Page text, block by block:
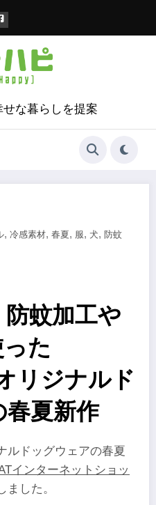
な暮らしを提案
, 冷感素材, 春夏, 服, 犬, 防蚊
蚊加工や
た
リジナルド
春夏新作
ルドッグウェアの春夏
インターネットショッ
ました。